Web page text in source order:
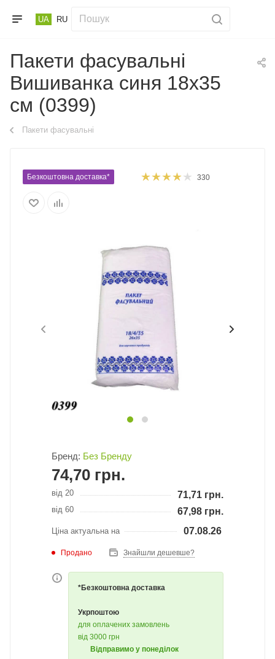
UA RU
Пакети фасувальні
Вишиванка синя 18х35
см (0399)
Пакети фасувальні
Безкоштовна доставка* 330
Бренд: Без Бренду
74,70 грн.
від 20 71,71 грн.
від 60 67,98 грн.
Ціна актуальна на 07.08.26
Продано Знайшли дешевше?
*Безкоштовна доставка
Укрпоштою
для оплачених замовлень
від 3000 грн
Відправимо у понеділок